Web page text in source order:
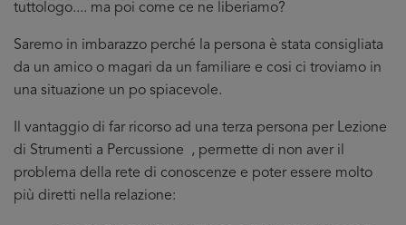
tuttologo.... ma poi come ce ne liberiamo?
Saremo in imbarazzo perché la persona è stata consigliata
da un amico o magari da un familiare e cosi ci troviamo in
una situazione un po spiacevole.
Il vantaggio di far ricorso ad una terza persona per Lezione
di Strumenti a Percussione , permette di non aver il
problema della rete di conoscenze e poter essere molto
più diretti nella relazione: